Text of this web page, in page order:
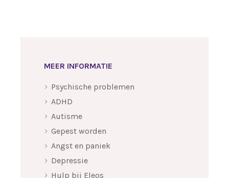
MEER INFORMATIE
Psychische problemen
ADHD
Autisme
Gepest worden
Angst en paniek
Depressie
Hulp bij Eleos